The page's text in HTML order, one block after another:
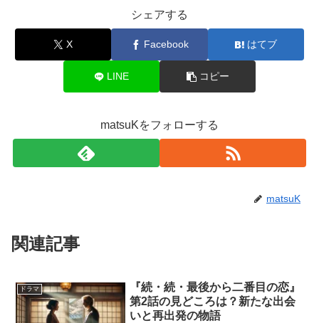
シェアする
X Facebook はてブ
LINE コピー
matsuKをフォローする
matsuK
関連記事
ドラマ
『続・続・最後から二番目の恋』
第2話の見どころは？新たな出会
いと再出発の物語